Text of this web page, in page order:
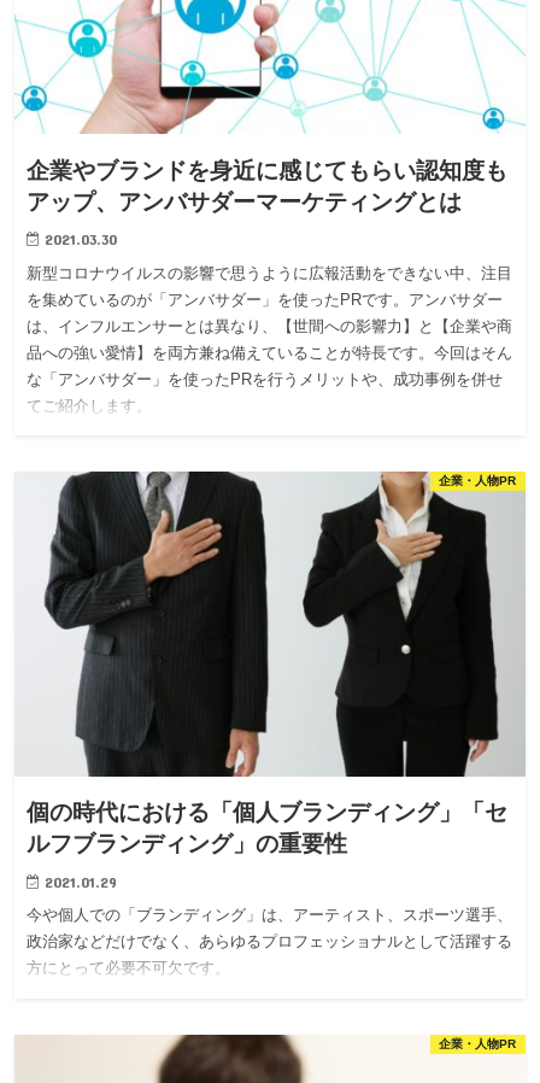
企業やブランドを身近に感じてもらい認知度も
アップ、アンバサダーマーケティングとは
2021.03.30
新型コロナウイルスの影響で思うように広報活動をできない中、注目
を集めているのが「アンバサダー」を使ったPRです。アンバサダー
は、インフルエンサーとは異なり、【世間への影響力】と【企業や商
品への強い愛情】を両方兼ね備えていることが特長です。今回はそん
な「アンバサダー」を使ったPRを行うメリットや、成功事例を併せ
てご紹介します。
企業・人物PR
個の時代における「個人ブランディング」「セ
ルフブランディング」の重要性
2021.01.29
今や個人での「ブランディング」は、アーティスト、スポーツ選手、
政治家などだけでなく、あらゆるプロフェッショナルとして活躍する
方にとって必要不可欠です。
企業・人物PR